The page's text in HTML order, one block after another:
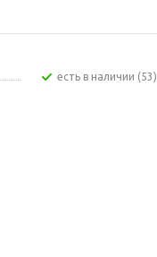
Есть в наличии (53)